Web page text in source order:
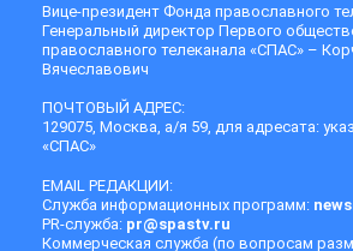
Вице-президент Фонда православного
Генеральный директор Первого
православного телеканала «СПАС» –
Вячеславович
ПОЧТОВЫЙ АДРЕС:
129075, Москва, а/я 59, для адресата:
«СПАС»
EMAIL РЕДАКЦИИ:
Служба информационных программ:
PR-служба: pr@spastv.ru
Коммерческая служба (по вопросам